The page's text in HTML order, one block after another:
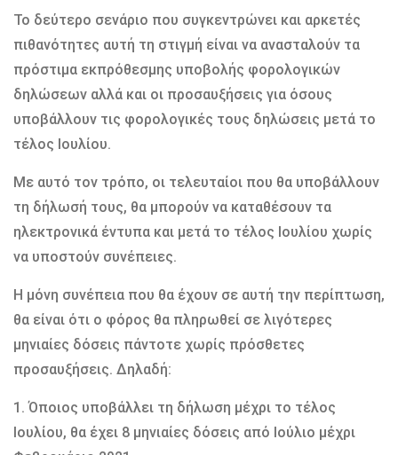
Το δεύτερο σενάριο που συγκεντρώνει και αρκετές
πιθανότητες αυτή τη στιγμή είναι να ανασταλούν τα
πρόστιμα εκπρόθεσμης υποβολής φορολογικών
δηλώσεων αλλά και οι προσαυξήσεις για όσους
υποβάλλουν τις φορολογικές τους δηλώσεις μετά το
τέλος Ιουλίου.
Με αυτό τον τρόπο, οι τελευταίοι που θα υποβάλλουν
τη δήλωσή τους, θα μπορούν να καταθέσουν τα
ηλεκτρονικά έντυπα και μετά το τέλος Ιουλίου χωρίς
να υποστούν συνέπειες.
Η μόνη συνέπεια που θα έχουν σε αυτή την περίπτωση,
θα είναι ότι ο φόρος θα πληρωθεί σε λιγότερες
μηνιαίες δόσεις πάντοτε χωρίς πρόσθετες
προσαυξήσεις. Δηλαδή:
1. Όποιος υποβάλλει τη δήλωση μέχρι το τέλος
Ιουλίου, θα έχει 8 μηνιαίες δόσεις από Ιούλιο μέχρι